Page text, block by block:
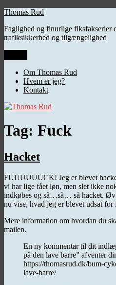
Videre
indhold
Thomas Rud
Faglighed og finurlige fiksfakserier
trafiksikkerhed og tilgængelighed
Om Thomas Rud
Hvem er jeg?
Kontakt
Tag: Fuck
Hacket
FUUUUUUCK! Jeg er blevet
vi har lige fået løn, men slet ikke
indkøbes og så…så… så hacket.
nu vise, hvad jeg er blevet udsat for
Mere information om hvordan du
mailen.
En ny kommentar til dit
på den lave barre” afventer
https://thomasrud.dk/bum-
lave-barre/